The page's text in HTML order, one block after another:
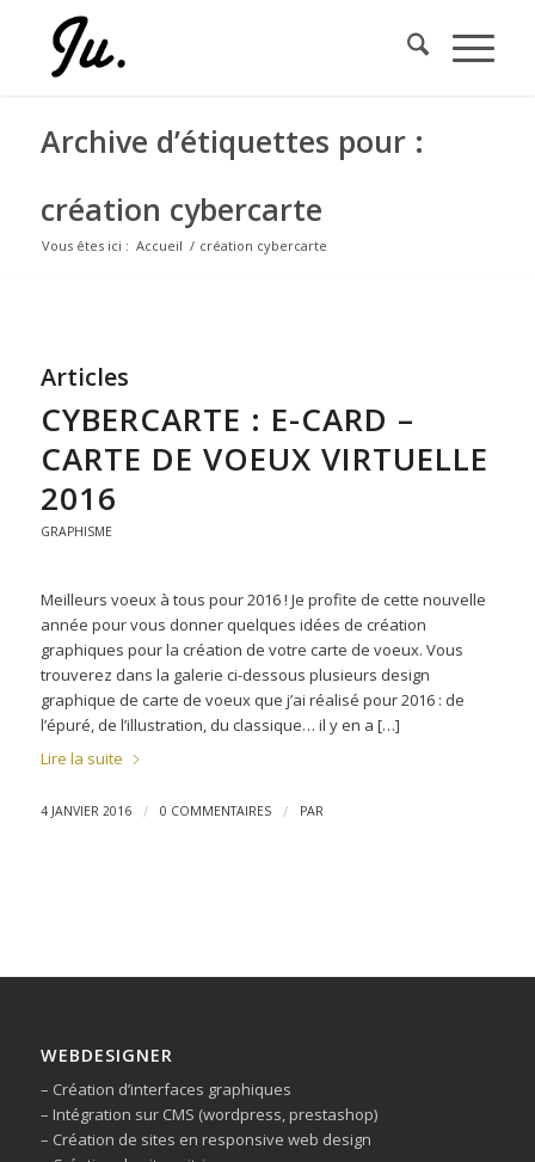
Archive d’étiquettes pour :
création cybercarte
Vous êtes ici : Accueil / création cybercarte
Articles
CYBERCARTE : E-CARD –
CARTE DE VOEUX VIRTUELLE
2016
GRAPHISME
Meilleurs voeux à tous pour 2016 ! Je profite de cette nouvelle
année pour vous donner quelques idées de création
graphiques pour la création de votre carte de voeux. Vous
trouverez dans la galerie ci-dessous plusieurs design
graphique de carte de voeux que j’ai réalisé pour 2016 : de
l’épuré, de l’illustration, du classique… il y en a […]
Lire la suite
4 JANVIER 2016 / 0 COMMENTAIRES / PAR
WEBDESIGNER
– Création d’interfaces graphiques
– Intégration sur CMS (wordpress, prestashop)
– Création de sites en responsive web design